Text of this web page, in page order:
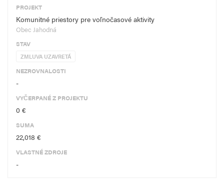
PROJEKT
Komunitné priestory pre voľnočasové aktivity
Obec Jahodná
STAV
ZMLUVA UZAVRETÁ
NEZROVNALOSTI
-
VYČERPANÉ Z PROJEKTU
0 €
SUMA
22,018 €
VLASTNÉ ZDROJE
-